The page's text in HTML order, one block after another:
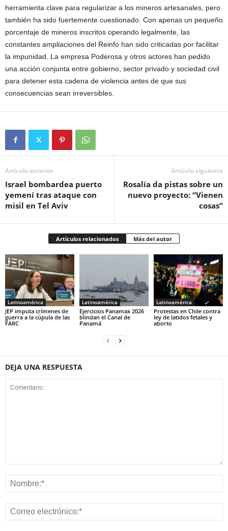
herramienta clave para regularizar a los mineros artesanales, pero
también ha sido fuertemente cuestionado. Con apenas un pequeño
porcentaje de mineros inscritos operando legalmente, las
constantes ampliaciones del Reinfo han sido criticadas por facilitar
la impunidad. La empresa Poderosa y otros actores han pedido
una acción conjunta entre gobierno, sector privado y sociedad civil
para detener esta cadena de violencia antes de que sus
consecuencias sean irreversibles.
Artículo anterior
Israel bombardea puerto
yemení tras ataque con
misil en Tel Aviv
Artículo siguiente
Rosalía da pistas sobre un
nuevo proyecto: “Vienen
cosas”
Artículos relacionados Más del autor
Latinoamérica
JEP imputa crímenes de
guerra a la cúpula de las
FARC
Latinoamérica
Ejercicios Panamax 2026
blindan el Canal de
Panamá
Latinoamérica
Protestas en Chile contra
ley de latidos fetales y
aborto
DEJA UNA RESPUESTA